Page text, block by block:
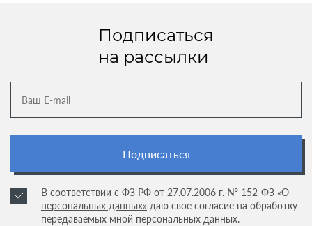
Подписаться
на рассылки
Подписаться
В соответствии с ФЗ РФ от 27.07.2006 г. № 152-ФЗ «О
персональных данных» даю свое согласие на обработку
передаваемых мной персональных данных.